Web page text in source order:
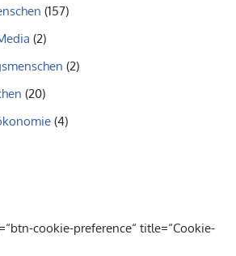
(157)
(2)
(2)
(20)
(4)
cookie-preference“ title=“Cookie-